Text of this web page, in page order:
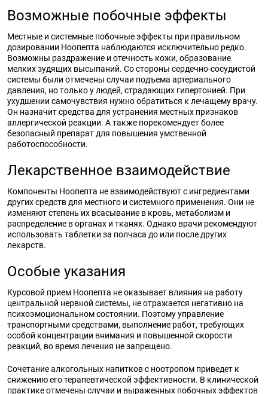
Возможные побочные эффекты
Местные и системные побочные эффекты при правильном
дозировании Ноопепта наблюдаются исключительно редко.
Возможны раздражение и отечность кожи, образование
мелких зудящих высыпаний. Со стороны сердечно-сосудистой
системы были отмечены случаи подъема артериального
давления, но только у людей, страдающих гипертонией. При
ухудшении самочувствия нужно обратиться к лечащему врачу.
Он назначит средства для устранения местных признаков
аллергической реакции. А также порекомендует более
безопасный препарат для повышения умственной
работоспособности.
Лекарственное взаимодействие
Компоненты Ноопепта не взаимодействуют с ингредиентами
других средств для местного и системного применения. Они не
изменяют степень их всасывание в кровь, метаболизм и
распределение в органах и тканях. Однако врачи рекомендуют
использовать таблетки за полчаса до или после других
лекарств.
Особые указания
Курсовой прием Ноопепта не оказывает влияния на работу
центральной нервной системы, не отражается негативно на
психоэмоциональном состоянии. Поэтому управление
транспортными средствами, выполнение работ, требующих
особой концентрации внимания и повышенной скорости
реакций, во время лечения не запрещено.
Сочетание алкогольных напитков с ноотропом приведет к
снижению его терапевтической эффективности. В клинической
практике отмечены случаи и выраженных побочных эффектов